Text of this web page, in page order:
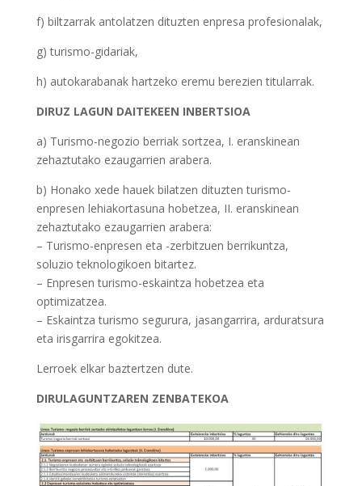
f) biltzarrak antolatzen dituzten enpresa profesionalak,
g) turismo-gidariak,
h) autokarabanak hartzeko eremu berezien titularrak.
DIRUZ LAGUN DAITEKEEN INBERTSIOA
a) Turismo-negozio berriak sortzea, I. eranskinean
zehaztutako ezaugarrien arabera.
b) Honako xede hauek bilatzen dituzten turismo-
enpresen lehiakortasuna hobetzea, II. eranskinean
zehaztutako ezaugarrien arabera:
– Turismo-enpresen eta -zerbitzuen berrikuntza,
soluzio teknologikoen bitartez.
– Enpresen turismo-eskaintza hobetzea eta
optimizatzea.
– Eskaintza turismo segurura, jasangarrira, arduratsura
eta irisgarrira egokitzea.
Lerroek elkar baztertzen dute.
DIRULAGUNTZAREN ZENBATEKOA